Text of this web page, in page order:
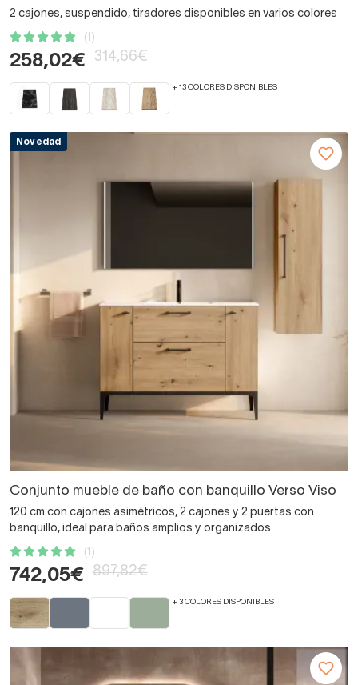
2 cajones, suspendido, tiradores disponibles en varios colores
(1)
258,02€ 314,66€
+ 13 COLORES DISPONIBLES
Novedad
Conjunto mueble de baño con banquillo Verso Viso
120 cm con cajones asimétricos, 2 cajones y 2 puertas con
banquillo, ideal para baños amplios y organizados
(1)
742,05€ 897,82€
+ 3 COLORES DISPONIBLES